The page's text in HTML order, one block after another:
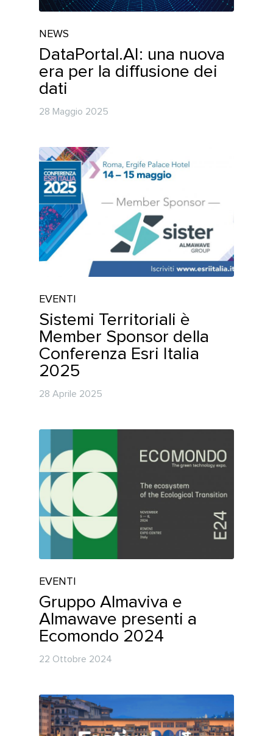
NEWS
DataPortal.AI: una nuova
era per la diffusione dei
dati
28 Maggio 2025
EVENTI
Sistemi Territoriali è
Member Sponsor della
Conferenza Esri Italia
2025
28 Aprile 2025
EVENTI
Gruppo Almaviva e
Almawave presenti a
Ecomondo 2024
22 Ottobre 2024